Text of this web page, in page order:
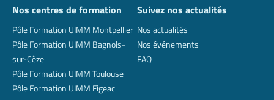
Nos centres de formation
Pôle Formation UIMM Montpellier
Pôle Formation UIMM Bagnols-
sur-Cèze
Pôle Formation UIMM Toulouse
Pôle Formation UIMM Figeac
Suivez nos actualités
Nos actualités
Nos événements
FAQ